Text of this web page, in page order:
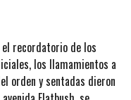
el recordatorio de los
los llamamientos a
orden y sentadas dieron